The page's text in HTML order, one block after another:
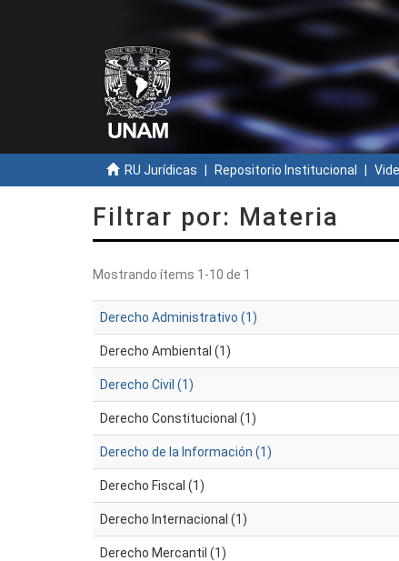
RU Jurídicas Repositorio Institucional
Filtrar por: Materia
Mostrando ítems 1-10 de 1
Derecho Administrativo (1)
Derecho Ambiental (1)
Derecho Civil (1)
Derecho Constitucional (1)
Derecho de la Información (1)
Derecho Fiscal (1)
Derecho Internacional (1)
Derecho Mercantil (1)